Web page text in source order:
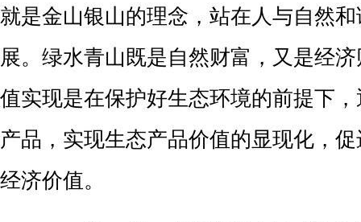
就是金山银山的理念，站在人与自然
展。绿水青山既是自然财富，又是经
值实现是在保护好生态环境的前提下
产品，实现生态产品价值的显现化，
经济价值。